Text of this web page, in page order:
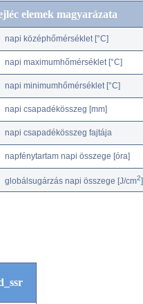
elemek magyarázata
napi középhőmérséklet [°C]
napi maximumhőmérséklet [°C]
napi minimumhőmérséklet [°C]
napi csapadékösszeg [mm]
napi csapadékösszeg fajtája
napfénytartam napi összege [óra]
globálsugárzás napi összege [J/cm2]